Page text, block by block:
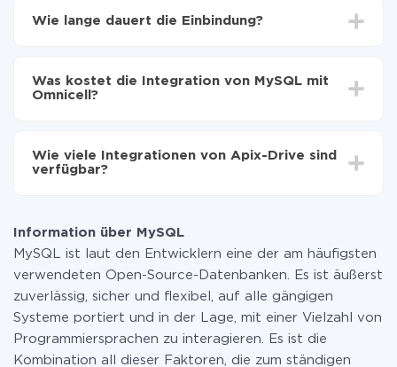
übertragen
auf Omnicell übertragen
Wie lange dauert die Einbindung?
Im Durchschnitt dauert es 10-15 Minuten.
Was kostet die Integration von MySQL mit
Omnicell?
zahlen nur für die Datenmenge, die über unseren
Service von einem System auf ein anderes übertragen
Weitere Informationen zu
Wie viele Integrationen von Apix-Drive sind
verfügbar?
Information über MySQL
MySQL ist laut den Entwicklern eine der am häufigsten
verwendeten Open-Source-Datenbanken. Es ist äußerst
zuverlässig, sicher und flexibel, auf alle gängigen
Systeme portiert und in der Lage, mit einer Vielzahl von
Programmiersprachen zu interagieren. Es ist die
Kombination all dieser Faktoren, die zum ständigen